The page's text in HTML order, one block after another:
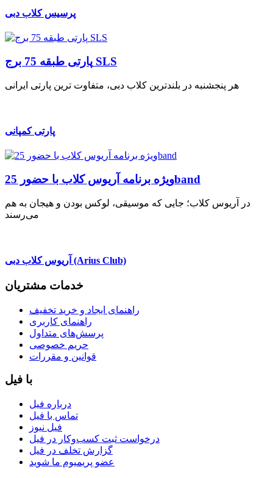
پرسیس کلاب دبی
پارتی طبقه 75 برج SLS
هر پنجشنبه در بلندترین کلاب دبی، متفاوت ترین پارتی ایرانی
پارتی کمپانی
ویژه برنامه آریوس کلاب با حضور 25band
در آریوس کلاب؛ جایی که موسیقی، لوکس بودن و هیجان به هم
می‌رسند
آریوس کلاب دبی (Arius Club)
خدمات مشتریان
راهنمای ایجاد و خرید تخفیف
راهنمای کاربری
پرسش‌های متداول
حریم خصوصی
قوانین و مقررات
با فیل
درباره فیل
تماس با فیل
فیل نیوز
درخواست ثبت کسب‌و‌کار در فیل
گزارش تخلف در فیل
عضو پریمیوم ما شوید